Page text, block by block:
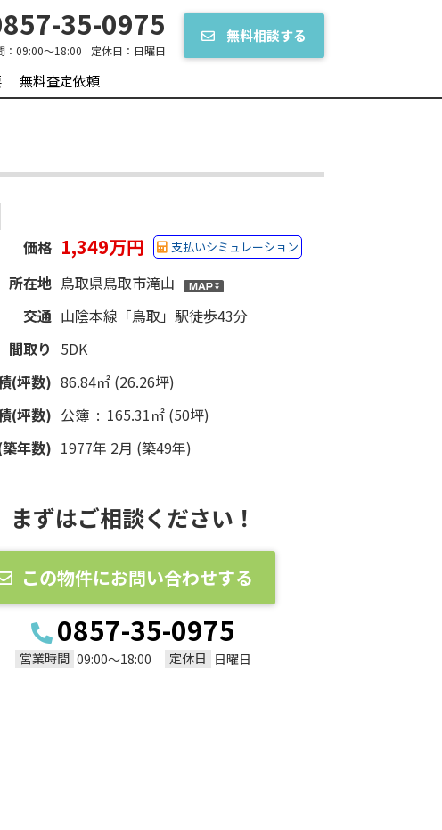
35-0975
09:00～18:00 定休日： 日曜日
無料相談する
無料査定依頼
価格 1,349万円 支払いシミュレーション
所在地 鳥取県鳥取市滝山
交通 山陰本線「鳥取」駅徒歩43分
間取り 5DK
(坪数) 86.84㎡ (26.26坪)
(坪数) 公簿 : 165.31㎡ (50坪)
年数) 1977年 2月 (築49年)
まずはご相談ください！
この物件にお問い合わせする
0857-35-0975
営業時間 09:00～18:00 定休日 日曜日